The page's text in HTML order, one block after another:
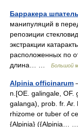
Барракера шпатель
манипуляций в
репозиции
экстракции
расположенных по
длина… …
Большой
Alpinia officinarum
n.[OE. galingale, OF.
galanga), prob. fr.
rhizome or tuber of
{Alpinia} ({Alpinia…